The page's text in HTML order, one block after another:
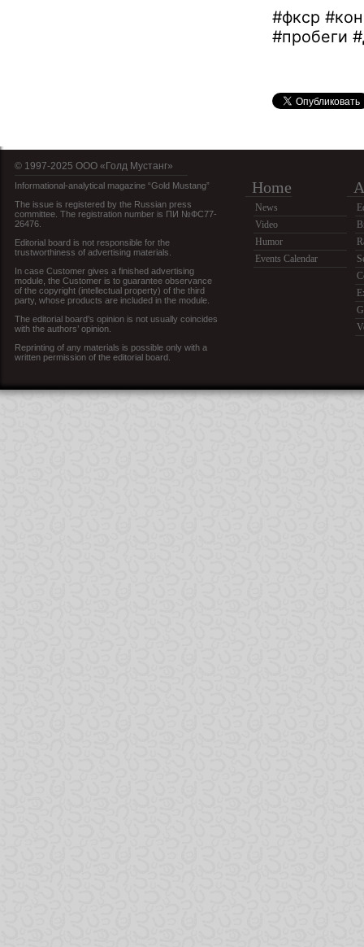
#фкср
#пробеги
© 1997-2025 OOO «Голд Мустанг»
Informational-analytical magazine “Gold Mustang”
The issue is registered by the Russian press
committee. The registration number is ПИ №ФС77-
26476.
Editorial board is not responsible for the
trustworthiness of advertising materials.
In case Customer gives a finished advertising
module, the Customer is to guarantee observance
of the copyright (intellectual property) of the third
party, whose products are included in the module.
The editorial board’s opinion is not usually coincides
with the authors’ opinion.
Reprinting of any materials is possible only with a
written permission of the editorial board.
Home
News
Video
Humor
Events Calendar